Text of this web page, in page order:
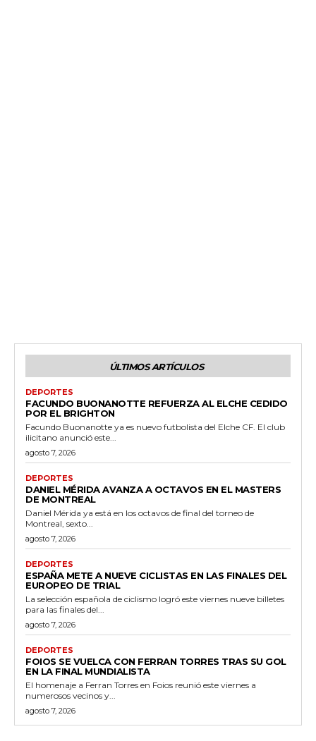
ÚLTIMOS ARTÍCULOS
DEPORTES
FACUNDO BUONANOTTE REFUERZA AL ELCHE CEDIDO
POR EL BRIGHTON
Facundo Buonanotte ya es nuevo futbolista del Elche CF. El club
ilicitano anunció este...
agosto 7, 2026
DEPORTES
DANIEL MÉRIDA AVANZA A OCTAVOS EN EL MASTERS
DE MONTREAL
Daniel Mérida ya está en los octavos de final del torneo de
Montreal, sexto...
agosto 7, 2026
DEPORTES
ESPAÑA METE A NUEVE CICLISTAS EN LAS FINALES DEL
EUROPEO DE TRIAL
La selección española de ciclismo logró este viernes nueve billetes
para las finales del...
agosto 7, 2026
DEPORTES
FOIOS SE VUELCA CON FERRAN TORRES TRAS SU GOL
EN LA FINAL MUNDIALISTA
El homenaje a Ferran Torres en Foios reunió este viernes a
numerosos vecinos y...
agosto 7, 2026